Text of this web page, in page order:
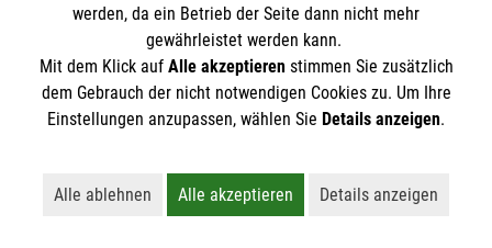
Newsletter abonnieren
Cookies verwalten Impressum | Datenschutz
werden, da ein Betrieb der Seite dann nicht mehr
gewährleistet werden kann.
Mit dem Klick auf Alle akzeptierenstimmen Sie zusätzlich
dem Gebrauch der nicht notwendigen Cookies zu. Um Ihre
Einstellungen anzupassen, wählen Sie Details anzeigen.
Alle ablehnen
Lehnt alle nicht-essentiellen Cookies ab
Alle akzeptieren
Akzeptiert alle Cookies
Details anzeigen